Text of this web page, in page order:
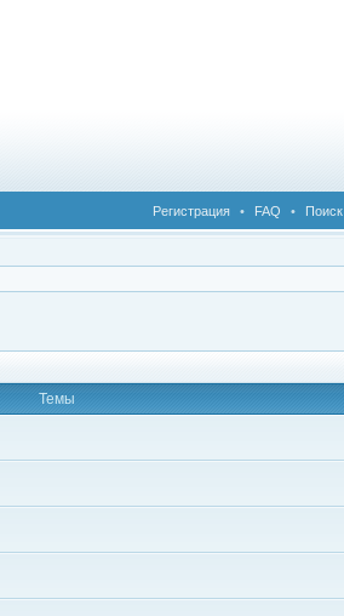
Регистрация • FAQ • Поиск
Темы